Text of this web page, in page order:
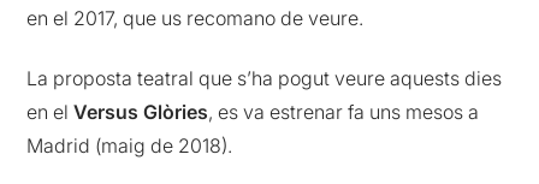
en el 2017, que us recomano de veure.
La proposta teatral que s’ha pogut veure aquests dies
en elVersus Glòries, es va estrenar fa uns mesos a
Madrid (maig de 2018).